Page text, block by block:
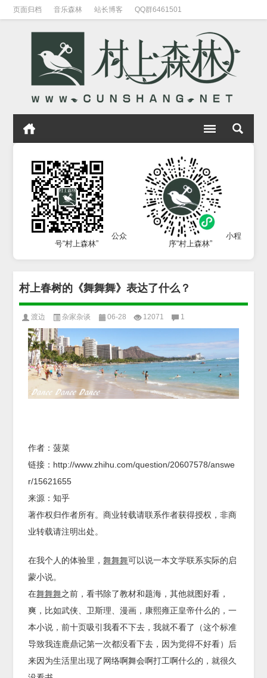
页面归档 音乐森林 站长博客 QQ群6461501
公众
号“村上森林”
小程
序“村上森林”
村上春树的《舞舞舞》表达了什么？
渡边 杂家杂谈 06-28 12071 1
作者：菠菜
链接：http://www.zhihu.com/question/20607578/answe
r/15621655
来源：知乎
著作权归作者所有。商业转载请联系作者获得授权，非商
业转载请注明出处。
在我个人的体验里，舞舞舞可以说一本文学联系实际的启
蒙小说。
在舞舞舞之前，看书除了教材和题海，其他就图好看，
爽，比如武侠、卫斯理、漫画，康熙雍正皇帝什么的，一
本小说，前十页吸引我看不下去，我就不看了（这个标准
导致我连鹿鼎记第一次都没看下去，因为觉得不好看）后
来因为生活里出现了网络啊舞会啊打工啊什么的，就很久